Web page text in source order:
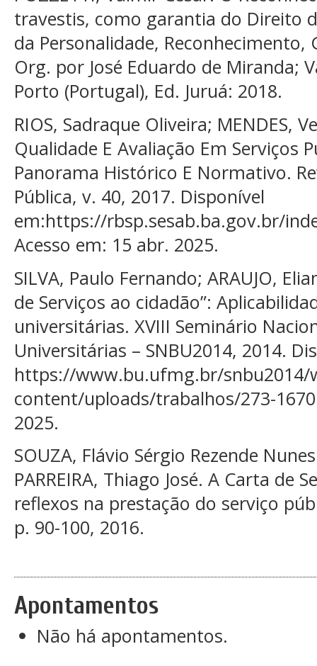
travestis, como garantia do Direito
da Personalidade, Reconhecimento,
Org. por José Eduardo de Miranda;
Porto (Portugal), Ed. Juruá: 2018.
RIOS, Sadraque Oliveira; MENDES,
Qualidade E Avaliação Em Serviços
Panorama Histórico E Normativo.
Pública, v. 40, 2017. Disponível
em:https://rbsp.sesab.ba.gov.br/
Acesso em: 15 abr. 2025.
SILVA, Paulo Fernando; ARAUJO,
de Serviços ao cidadão”:
universitárias. XVIII Seminário
Universitárias – SNBU2014, 2014.
https://www.bu.ufmg.br/snbu2014/
content/uploads/trabalhos/273-
2025.
SOUZA, Flávio Sérgio Rezende
PARREIRA, Thiago José. A Carta de
reflexos na prestação do serviço
p. 90-100, 2016.
Apontamentos
Não há apontamentos.